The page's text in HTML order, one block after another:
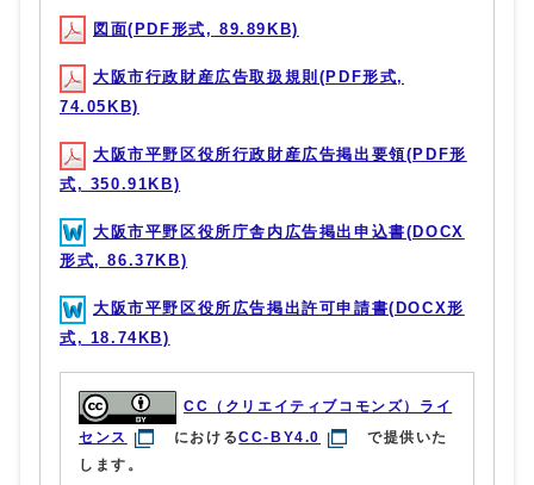
図面(PDF形式, 89.89KB)
大阪市行政財産広告取扱規則(PDF形式,
74.05KB)
大阪市平野区役所行政財産広告掲出要領(PDF形
式, 350.91KB)
大阪市平野区役所庁舎内広告掲出申込書(DOCX
形式, 86.37KB)
大阪市平野区役所広告掲出許可申請書(DOCX形
式, 18.74KB)
CC（クリエイティブコモンズ）ライ
センス
におけるCC-BY4.0
で提供いた
します。